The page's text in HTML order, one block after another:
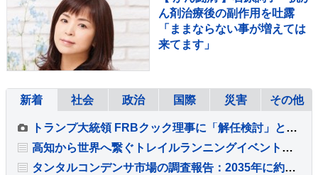
ん剤治療後の副作用を吐露
「ままならない事が増えては
来てます」
新着 社会 政治 国際 災害 その他
トランプ大統領 FRBクック理事に「解任検討」と通知 最高裁で「即時解任無効」判断受けるも改めて解任図る
高知から世界へ繋ぐトレイルランニングイベント「BUDO × MJ dojo KOCHI TRAIL SESSION 2026」開催
タンタルコンデンサ市場の調査報告：2035年に約27億米ドル規模へ拡大予測